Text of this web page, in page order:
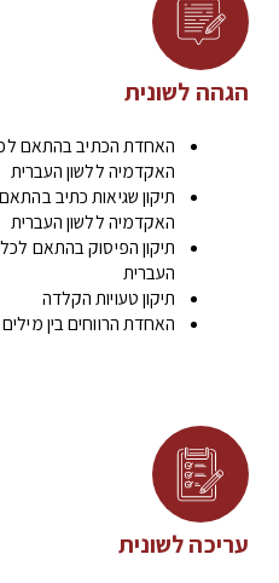
הגהה לשונית
האחדת הכתיב בהתאם
האקדמיה ללשון העברית
תיקון שגיאות כתיב
האקדמיה ללשון העברית
תיקון הפיסוק בהתאם
העברית
תיקון טעויות הקלדה
האחדת הרווחים בין
עריכה לשונית